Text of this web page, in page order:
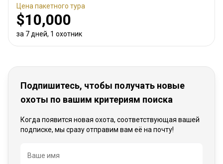
Цена пакетного тура
$10,000
за 7 дней, 1 охотник
Подпишитесь, чтобы получать новые
охоты по вашим критериям поиска
Когда появится новая охота, соответствующая вашей
подписке, мы сразу отправим вам её на почту!
Название
Ваше имя